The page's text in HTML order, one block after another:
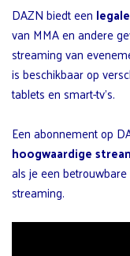
DAZN biedt een
van MMA en andere
streaming van
is beschikbaar op
tablets en smart-tv’s.
Een abonnement op
hoogwaardige
als je een
streaming.